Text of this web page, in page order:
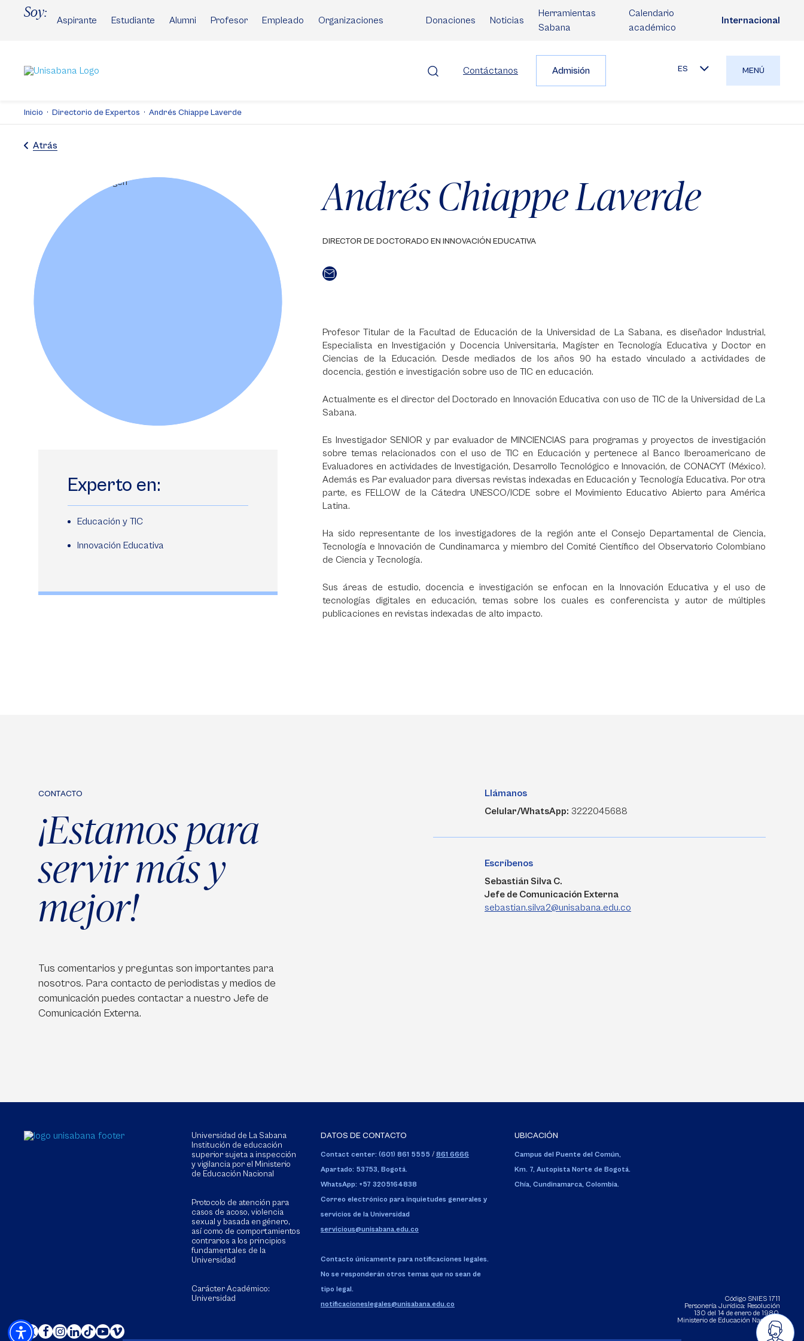
Soy:
Aspirante Estudiante Alumni Profesor Empleado Organizaciones Donaciones Noticias
Herramientas
Sabana
Calendario
académico
Internacional
Contáctanos Admisión ES MENÚ
Inicio Directorio de Expertos Andrés Chiappe Laverde
Atrás
Andrés Chiappe Laverde
DIRECTOR DE DOCTORADO EN INNOVACIÓN EDUCATIVA
Experto en:
Educación y TIC
Innovación Educativa
Profesor Titular de la Facultad de Educación de la Universidad de La Sabana, es diseñador Industrial,
Especialista en Investigación y Docencia Universitaria, Magíster en Tecnología Educativa y Doctor en
Ciencias de la Educación. Desde mediados de los años 90 ha estado vinculado a actividades de
docencia, gestión e investigación sobre uso de TIC en educación.
Actualmente es el director del Doctorado en Innovación Educativa con uso de TIC de la Universidad de La
Sabana.
Es Investigador SENIOR y par evaluador de MINCIENCIAS para programas y proyectos de investigación
sobre temas relacionados con el uso de TIC en Educación y pertenece al Banco Iberoamericano de
Evaluadores en actividades de Investigación, Desarrollo Tecnológico e Innovación, de CONACYT (México).
Además es Par evaluador para diversas revistas indexadas en Educación y Tecnología Educativa. Por otra
parte, es FELLOW de la Cátedra UNESCO/ICDE sobre el Movimiento Educativo Abierto para América
Latina.
Ha sido representante de los investigadores de la región ante el Consejo Departamental de Ciencia,
Tecnología e Innovación de Cundinamarca y miembro del Comité Científico del Observatorio Colombiano
de Ciencia y Tecnología.
Sus áreas de estudio, docencia e investigación se enfocan en la Innovación Educativa y el uso de
tecnologías digitales en educación, temas sobre los cuales es conferencista y autor de múltiples
publicaciones en revistas indexadas de alto impacto.
CONTACTO
¡Estamos para
servir más y
mejor!
Tus comentarios y preguntas son importantes para
nosotros. Para contacto de periodistas y medios de
comunicación puedes contactar a nuestro Jefe de
Comunicación Externa.
Llámanos
Celular/WhatsApp: 3222045688
Escríbenos
Sebastián Silva C.
Jefe de Comunicación Externa
sebastian.silva2@unisabana.edu.co
Universidad de La Sabana
Institución de educación
superior sujeta a inspección
y vigilancia por el Ministerio
de Educación Nacional
Protocolo de atención para
casos de acoso, violencia
sexual y basada en género,
así como de comportamientos
contrarios a los principios
fundamentales de la
Universidad
Carácter Académico:
Universidad
DATOS DE CONTACTO
Contact center: (601) 861 5555 / 861 6666
Apartado: 53753, Bogotá.
WhatsApp: +57 3205164838
Correo electrónico para inquietudes generales y
servicios de la Universidad
servicious@unisabana.edu.co
Contacto únicamente para notificaciones legales.
No se responderán otros temas que no sean de
tipo legal.
notificacioneslegales@unisabana.edu.co
UBICACIÓN
Campus del Puente del Común,
Km. 7, Autopista Norte de Bogotá.
Chía, Cundinamarca, Colombia.
Código SNIES 1711
Personería Jurídica: Resolución
130 del 14 de enero de 1980.
Ministerio de Educación Nacional.